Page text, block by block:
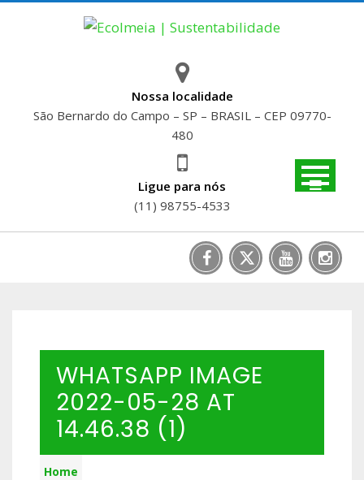
Nossa localidade
São Bernardo do Campo – SP – BRASIL – CEP 09770-
480
Ligue para nós
(11) 98755-4533
WHATSAPP IMAGE
2022-05-28 AT
14.46.38 (1)
Home